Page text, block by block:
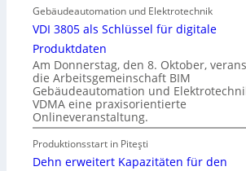
l
e
t
r
o
m
o
b
i
Gebäudeautomation und Elektrotechnik
VDI 3805 als Schlüssel für digitale
Produktdaten
Am Donnerstag, den 8. Oktober,
die Arbeitsgemeinschaft BIM
Gebäudeautomation und
VDMA eine praxisorientierte
Onlineveranstaltung.
Produktionsstart in Piteşti
Dehn erweitert Kapazitäten für den